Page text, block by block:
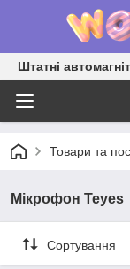
Штатні
Товари та
Мікрофон Teyes
Сортування